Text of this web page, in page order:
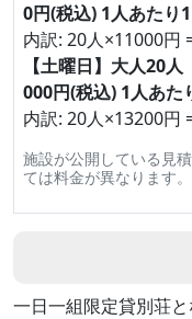
0円(税込) 1人あたり
内訳: 20人×11000円
【土曜日】大人20
000円(税込) 1人あた
内訳: 20人×13200円
施設が公開している見
ては料金が異なります
一日一組限定貸別荘と